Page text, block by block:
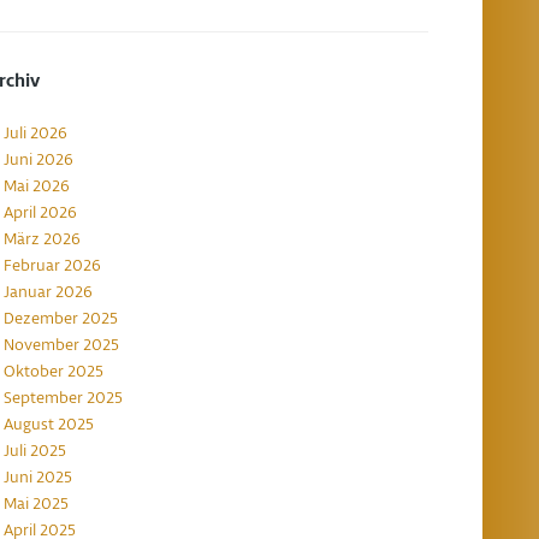
Juli 2026
Juni 2026
Mai 2026
April 2026
März 2026
Februar 2026
Januar 2026
Dezember 2025
November 2025
Oktober 2025
September 2025
August 2025
Juli 2025
Juni 2025
Mai 2025
April 2025